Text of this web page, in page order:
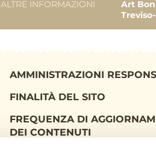
Impresa
REPORT UTILIZZO
EROGAZIONI
ALTRE INFORMAZIONI
Art
AMMINISTRAZIONI
FINALITÀ DEL SITO
FREQUENZA DI
DEI CONTENUTI